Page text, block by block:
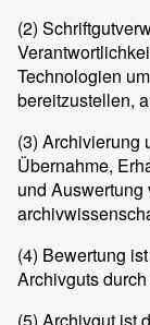
(2)
Technologien
bereitzustellen,
(3) Archivierung
Übernahme,
und
(4) Bewertung
Archivguts
(5) Archivgut ist